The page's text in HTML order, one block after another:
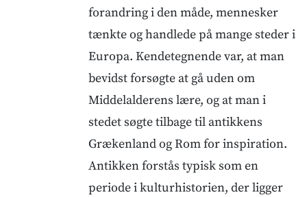
forandring i den måde, mennesker
tænkte og handlede på mange steder i
Europa. Kendetegnende var, at man
bevidst forsøgte at gå uden om
Middelalderens lære, og at man i
stedet søgte tilbage til antikkens
Grækenland og Rom for inspiration.
Antikken forstås typisk som en
periode i kulturhistorien, der ligger